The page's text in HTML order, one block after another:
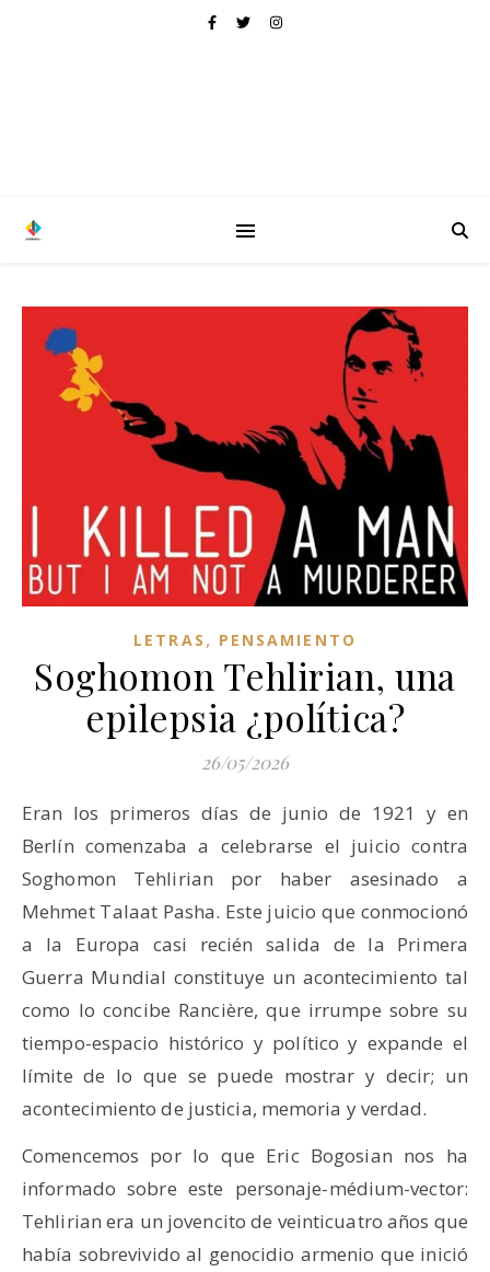
LETRAS , PENSAMIENTO
Soghomon Tehlirian, una
epilepsia ¿política?
26/05/2026
Eran los primeros días de junio de 1921 y en
Berlín comenzaba a celebrarse el juicio contra
Soghomon Tehlirian por haber asesinado a
Mehmet Talaat Pasha. Este juicio que conmocionó
a la Europa casi recién salida de la Primera
Guerra Mundial constituye un acontecimiento tal
como lo concibe Rancière, que irrumpe sobre su
tiempo-espacio histórico y político y expande el
límite de lo que se puede mostrar y decir; un
acontecimiento de justicia, memoria y verdad.
Comencemos por lo que Eric Bogosian nos ha
informado sobre este personaje-médium-vector:
Tehlirian era un jovencito de veinticuatro años que
había sobrevivido al genocidio armenio que inició